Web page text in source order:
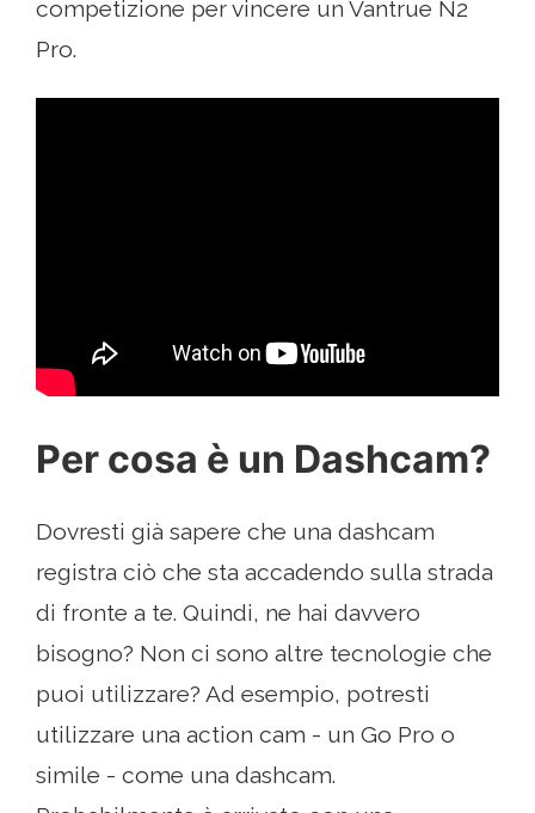
competizione per vincere un Vantrue N2
Pro.
Per cosa è un Dashcam?
Dovresti già sapere che una dashcam
registra ciò che sta accadendo sulla strada
di fronte a te. Quindi, ne hai davvero
bisogno? Non ci sono altre tecnologie che
puoi utilizzare? Ad esempio, potresti
utilizzare una action cam - un Go Pro o
simile - come una dashcam.